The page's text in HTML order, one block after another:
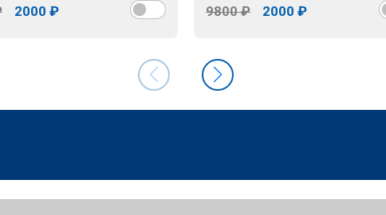
2000 ₽ 9800 ₽ 2000 ₽